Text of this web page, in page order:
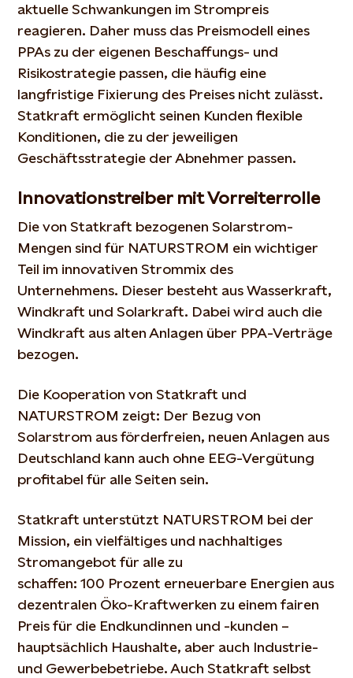
aktuelle Schwankungen im Strompreis
reagieren. Daher muss das Preismodell eines
PPAs zu der eigenen Beschaffungs- und
Risikostrategie passen, die häufig eine
langfristige Fixierung des Preises nicht zulässt.
Statkraft ermöglicht seinen Kunden flexible
Konditionen, die zu der jeweiligen
Geschäftsstrategie der Abnehmer passen.
Innovationstreiber mit Vorreiterrolle
Die von Statkraft bezogenen Solarstrom-
Mengen sind für NATURSTROM ein wichtiger
Teil im innovativen Strommix des
Unternehmens. Dieser besteht aus Wasserkraft,
Windkraft und Solarkraft. Dabei wird auch die
Windkraft aus alten Anlagen über PPA-Verträge
bezogen.
Die Kooperation von Statkraft und
NATURSTROM zeigt: Der Bezug von
Solarstrom aus förderfreien, neuen Anlagen aus
Deutschland kann auch ohne EEG-Vergütung
profitabel für alle Seiten sein.
Statkraft unterstützt NATURSTROM bei der
Mission, ein vielfältiges und nachhaltiges
Stromangebot für alle zu
schaffen: 100 Prozent erneuerbare Energien aus
dezentralen Öko-Kraftwerken zu einem fairen
Preis für die Endkundinnen und -kunden –
hauptsächlich Haushalte, aber auch Industrie-
und Gewerbebetriebe. Auch Statkraft selbst